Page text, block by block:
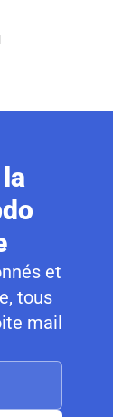
et
tous
mail